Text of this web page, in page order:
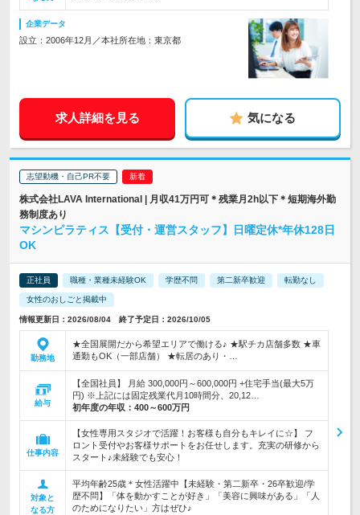
企業データ
設立：2006年12月／本社所在地：東京都
求人詳細を見る 気になる
志望動機・自己PR不要
株式会社LAVA International | 月収41万円可＊残業月2h以下＊短期海外勤
務制度あり
マシンピラティス【受付・運営スタッフ】日曜定休*年休128日
OK
正社員 職種・業種未経験OK 学歴不問 第二新卒歓迎 転勤なし
女性のおしごと掲載中
情報更新日：2026/08/04 終了予定日：2026/10/05
勤務地
★全国展開だから希望エリアで働ける♪ ★駅チカ店舗多数 ★車
通勤もOK（一部店舗） ★転居のあり・…
給与
【全国社員】 月給 300,000円～600,000円 +住宅手当(最大5万
円) ※上記には固定残業代月10時間分、20,12…
初年度の年収： 400～600万円
仕事内容
【女性専用スタジオで活躍！お客様も自分もキレイに☆】 フ
ロント受付やお客様サポートをお任せします。充実の研修から
スタート♪未経験でも安心！
対象と
なる方
平均年齢25歳＊女性活躍中【未経験・第二新卒・26卒歓迎/学
歴不問】「体を動かすことが好き」「美容に興味がある」「人
のためになりたい」方はぜひ♪